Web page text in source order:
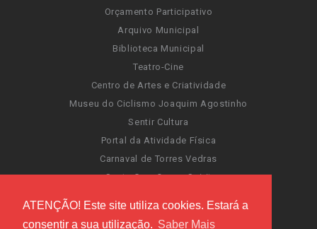
ATENÇÃO! Este site utiliza cookies. Estará a
consentir a sua utilização. Saber Mais
Orçamento Participativo
Arquivo Municipal
Biblioteca Municipal
Teatro-Cine
Centro de Artes e Criatividade
Museu do Ciclismo Joaquim Agostinho
Sentir Cultura
Portal da Atividade Física
Carnaval de Torres Vedras
Santa Cruz Ocean Spirit